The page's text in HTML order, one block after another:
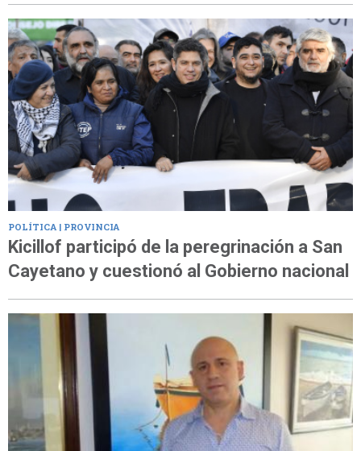
POLÍTICA | PROVINCIA
Kicillof participó de la peregrinación a San
Cayetano y cuestionó al Gobierno nacional